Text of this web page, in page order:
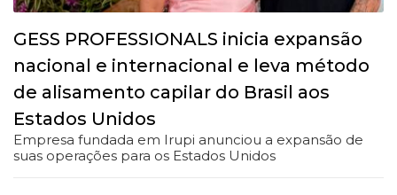
GESS PROFESSIONALS inicia expansão
nacional e internacional e leva método
de alisamento capilar do Brasil aos
Estados Unidos
Empresa fundada em Irupi anunciou a expansão de
suas operações para os Estados Unidos